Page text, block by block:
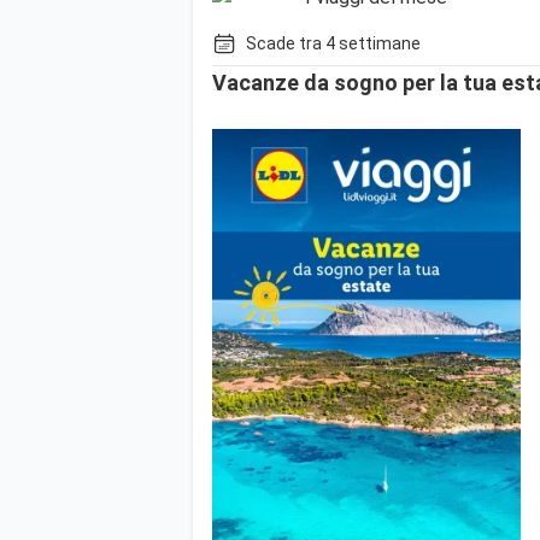
Scade tra 4 settimane
Vacanze da sogno per la tua